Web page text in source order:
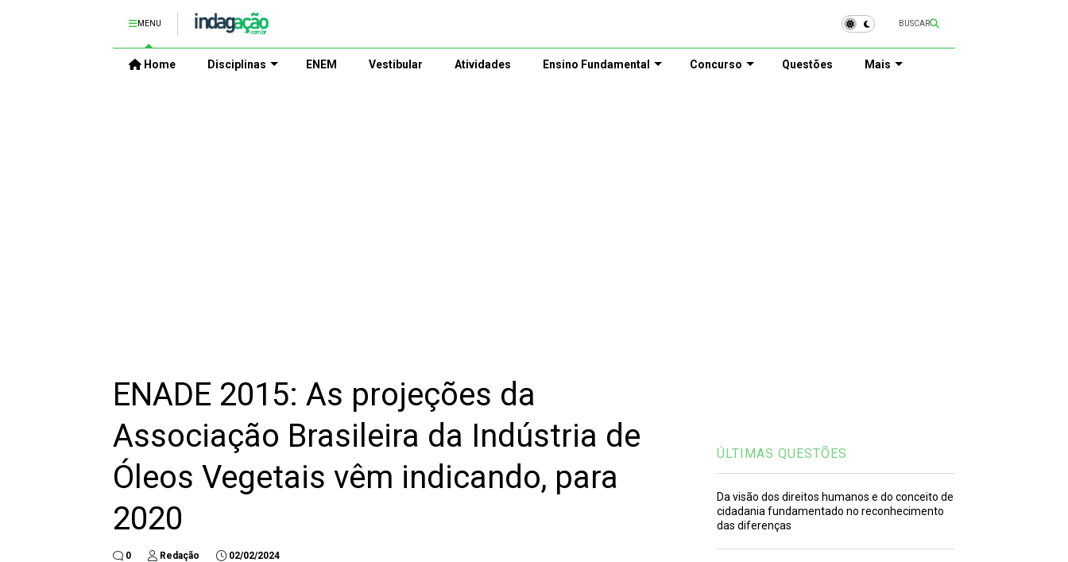
MENU BUSCAR
Home Disciplinas ENEM Vestibular Atividades Ensino Fundamental Concurso Questões Mais
ENADE 2015: As projeções da
Associação Brasileira da Indústria de
Óleos Vegetais vêm indicando, para
2020
0 Redação 02/02/2024
ÚLTIMAS QUESTÕES
Da visão dos direitos humanos e do conceito de
cidadania fundamentado no reconhecimento
das diferenças